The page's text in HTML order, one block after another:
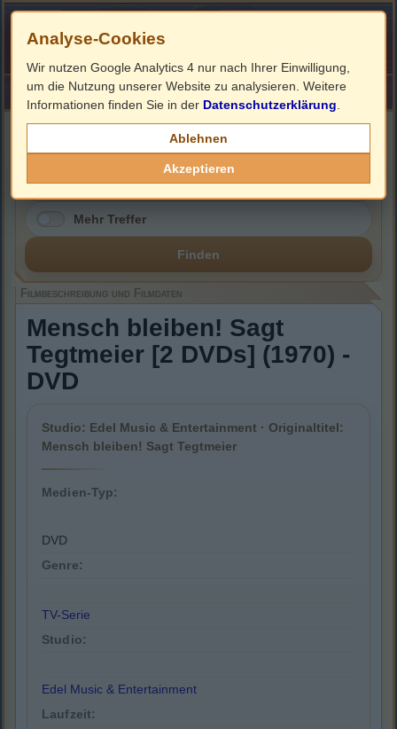
HOME ImpressumLinks
Filmbeschreibung, Cover & DVD Infos
Mehr Treffer
Finden
Filmbeschreibung und Filmdaten
Mensch bleiben! Sagt
Tegtmeier [2 DVDs] (1970) -
DVD
Studio: Edel Music & Entertainment · Originaltitel:
Mensch bleiben! Sagt Tegtmeier
Medien-Typ:
DVD
Genre:
TV-Serie
Studio:
Edel Music & Entertainment
Laufzeit:
Analyse-Cookies
Wir nutzen Google Analytics 4 nur nach Ihrer Einwilligung,
um die Nutzung unserer Website zu analysieren. Weitere
Informationen finden Sie in der Datenschutzerklärung
Ablehnen
Akzeptieren